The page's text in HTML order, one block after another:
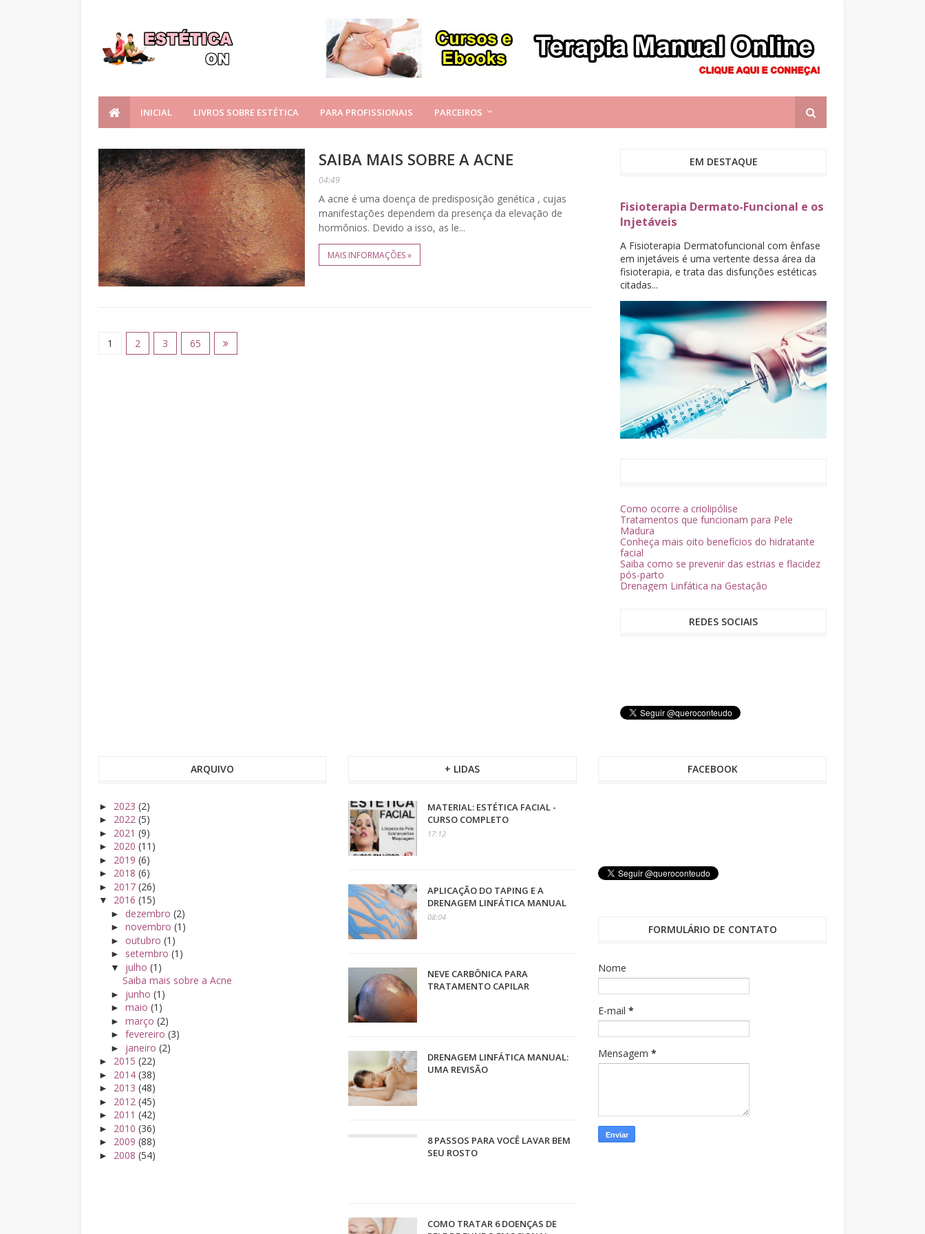
INICIAL LIVROS SOBRE ESTÉTICA PARA PROFISSIONAIS PARCEIROS
SAIBA MAIS SOBRE A ACNE
04:49
A acne é uma doença de predisposição genética , cujas
manifestações dependem da presença da elevação de
hormônios. Devido a isso, as le...
MAIS INFORMAÇÕES »
1 2 3 65
EM DESTAQUE
Fisioterapia Dermato-Funcional e os
Injetáveis
A Fisioterapia Dermatofuncional com ênfase
em injetáveis é uma vertente dessa área da
fisioterapia, e trata das disfunções estéticas
citadas...
Como ocorre a criolipólise
Tratamentos que funcionam para Pele
Madura
Conheça mais oito benefícios do hidratante
facial
Saiba como se prevenir das estrias e flacidez
pós-parto
Drenagem Linfática na Gestação
REDES SOCIAIS
ARQUIVO
► 2023 (2)
► 2022 (5)
► 2021 (9)
► 2020 (11)
► 2019 (6)
► 2018 (6)
► 2017 (26)
▼ 2016 (15)
► dezembro (2)
► novembro (1)
► outubro (1)
► setembro (1)
▼ julho (1)
Saiba mais sobre a Acne
► junho (1)
► maio (1)
► março (2)
► fevereiro (3)
► janeiro (2)
► 2015 (22)
► 2014 (38)
► 2013 (48)
► 2012 (45)
► 2011 (42)
► 2010 (36)
► 2009 (88)
► 2008 (54)
+ LIDAS
MATERIAL: ESTÉTICA FACIAL -
CURSO COMPLETO
17:12
APLICAÇÃO DO TAPING E A
DRENAGEM LINFÁTICA MANUAL
08:04
NEVE CARBÔNICA PARA
TRATAMENTO CAPILAR
DRENAGEM LINFÁTICA MANUAL:
UMA REVISÃO
8 PASSOS PARA VOCÊ LAVAR BEM
SEU ROSTO
COMO TRATAR 6 DOENÇAS DE
FACEBOOK
FORMULÁRIO DE CONTATO
Nome
E-mail*
Mensagem*